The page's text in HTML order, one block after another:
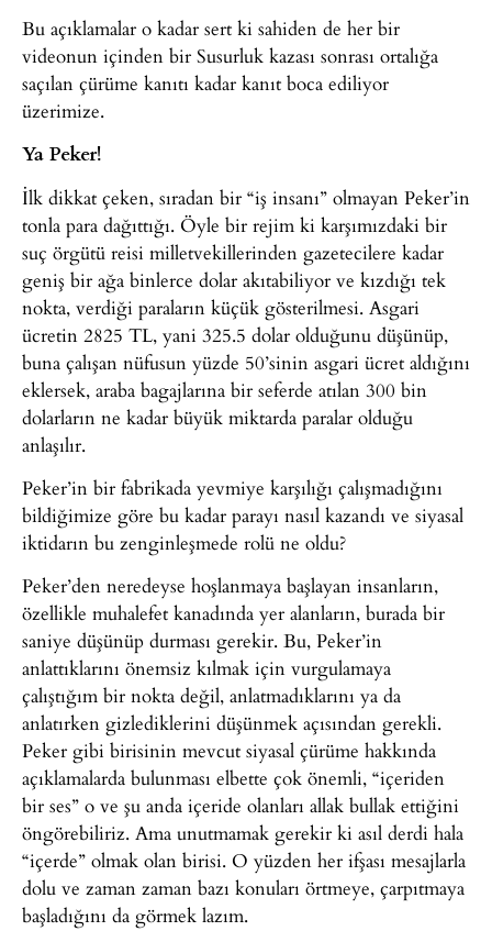
Bu açıklamalar o kadar sert ki sahiden de her bir
videonun içinden bir Susurluk kazası sonrası ortalığa
saçılan çürüme kanıtı kadar kanıt boca ediliyor
üzerimize.
Ya Peker!
İlk dikkat çeken, sıradan bir “iş insanı” olmayan Peker’in
tonla para dağıttığı. Öyle bir rejim ki karşımızdaki bir
suç örgütü reisi milletvekillerinden gazetecilere kadar
geniş bir ağa binlerce dolar akıtabiliyor ve kızdığı tek
nokta, verdiği paraların küçük gösterilmesi. Asgari
ücretin 2825 TL, yani 325.5 dolar olduğunu düşünüp,
buna çalışan nüfusun yüzde 50’sinin asgari ücret aldığını
eklersek, araba bagajlarına bir seferde atılan 300 bin
dolarların ne kadar büyük miktarda paralar olduğu
anlaşılır.
Peker’in bir fabrikada yevmiye karşılığı çalışmadığını
bildiğimize göre bu kadar parayı nasıl kazandı ve siyasal
iktidarın bu zenginleşmede rolü ne oldu?
Peker’den neredeyse hoşlanmaya başlayan insanların,
özellikle muhalefet kanadında yer alanların, burada bir
saniye düşünüp durması gerekir. Bu, Peker’in
anlattıklarını önemsiz kılmak için vurgulamaya
çalıştığım bir nokta değil, anlatmadıklarını ya da
anlatırken gizlediklerini düşünmek açısından gerekli.
Peker gibi birisinin mevcut siyasal çürüme hakkında
açıklamalarda bulunması elbette çok önemli, “içeriden
bir ses” o ve şu anda içeride olanları allak bullak ettiğini
öngörebiliriz. Ama unutmamak gerekir ki asıl derdi hala
“içerde” olmak olan birisi. O yüzden her ifşası mesajlarla
dolu ve zaman zaman bazı konuları örtmeye, çarpıtmaya
başladığını da görmek lazım.